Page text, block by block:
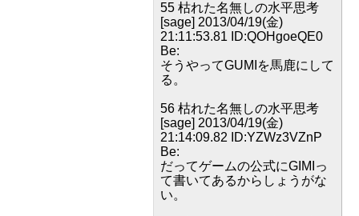
55 枯れた名無しの水平思考
[sage] 2013/04/19(金)
21:11:53.81 ID:QOHgoeQE0
Be:
そうやってGUMIを馬鹿にして
る。
56 枯れた名無しの水平思考
[sage] 2013/04/19(金)
21:14:09.82 ID:YZWz3VZnP
Be:
だってゲームの公式にGIMIっ
て書いてあるからしょうがな
い。